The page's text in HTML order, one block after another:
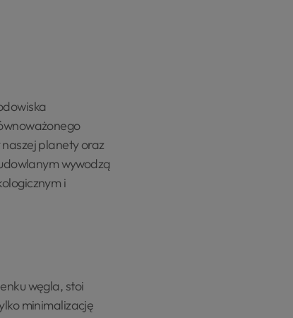
planety oraz
wywodzą
i
węgla, stoi
minimalizację